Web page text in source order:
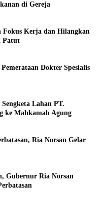
di Gereja
Kerja dan Hilangkan
Patut
Dokter Spesialis
Lahan PT.
ke Mahkamah Agung
Ria Norsan Gelar
Gubernur Ria Norsan